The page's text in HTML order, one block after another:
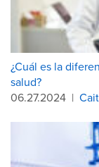
¿Cuál es la
salud?
06.27.2024 |